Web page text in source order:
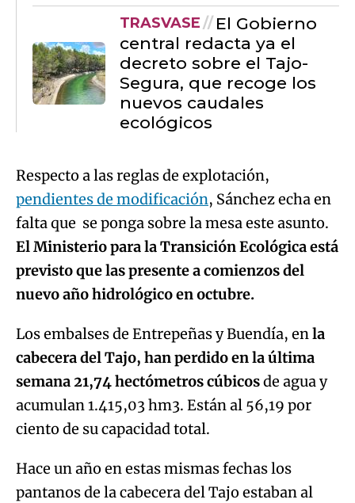
TRASVASE
El Gobierno
central redacta ya el
decreto sobre el Tajo-
Segura, que recoge los
nuevos caudales
ecológicos
Respecto a las reglas de explotación,
pendientes de modificación, Sánchez echa en
falta que se ponga sobre la mesa este asunto.
El Ministerio para la Transición Ecológica está
previsto que las presente a comienzos del
nuevo año hidrológico en octubre.
Los embalses de Entrepeñas y Buendía, enla
cabecera del Tajo, han perdido en la última
semana 21,74 hectómetros cúbicosde agua y
acumulan 1.415,03 hm3. Están al 56,19 por
ciento de su capacidad total.
Hace un año en estas mismas fechas los
pantanos de la cabecera del Tajo estaban al